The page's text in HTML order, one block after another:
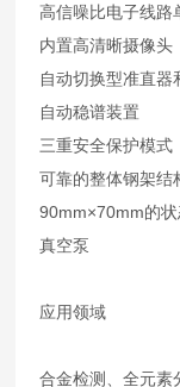
高信噪比电子线路
内置高清晰摄像头
自动切换型准直器
自动稳谱装置
三重安全保护模式
可靠的整体钢架结
90mm×70mm的
真空泵
应用领域
合金检测、全元素